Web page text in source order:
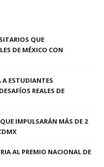
QUE
DE MÉXICO CON
A ESTUDIANTES
REALES DE
IMPULSARÁN MÁS DE 2
AL PREMIO NACIONAL DE